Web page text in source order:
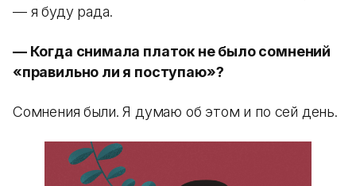
— я буду рада.
— Когда снимала платок не было сомнений
«правильно ли я поступаю»?
Сомнения были. Я думаю об этом и по сей день.